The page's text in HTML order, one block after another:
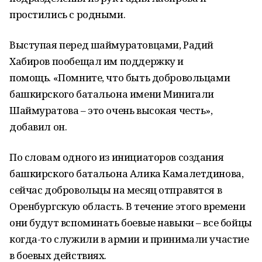
простились с родными.
Выступая перед шаймуратовцами, Радий
Хабиров пообещал им поддержку и
помощь. «Помните, что быть добровольцами
башкирского батальона имени Минигали
Шаймуратова – это очень высокая честь»,
добавил он.
По словам одного из инициаторов создания
башкирского батальона Алика Камалетдинова,
сейчас добровольцы на месяц отправятся в
Оренбургскую область. В течение этого времени
они будут вспоминать боевые навыки – все бойцы
когда-то служили в армии и принимали участие
в боевых действиях.